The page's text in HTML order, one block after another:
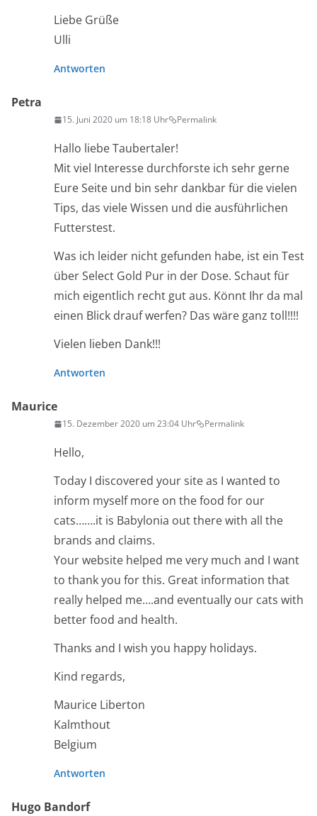
Liebe Grüße
Ulli
Antworten
Petra
15. Juni 2020 um 18:18 Uhr Permalink
Hallo liebe Taubertaler!
Mit viel Interesse durchforste ich sehr gerne
Eure Seite und bin sehr dankbar für die vielen
Tips, das viele Wissen und die ausführlichen
Futterstest.
Was ich leider nicht gefunden habe, ist ein Test
über Select Gold Pur in der Dose. Schaut für
mich eigentlich recht gut aus. Könnt Ihr da mal
einen Blick drauf werfen? Das wäre ganz toll!!!!
Vielen lieben Dank!!!
Antworten
Maurice
15. Dezember 2020 um 23:04 Uhr Permalink
Hello,
Today I discovered your site as I wanted to
inform myself more on the food for our
cats…….it is Babylonia out there with all the
brands and claims.
Your website helped me very much and I want
to thank you for this. Great information that
really helped me….and eventually our cats with
better food and health.
Thanks and I wish you happy holidays.
Kind regards,
Maurice Liberton
Kalmthout
Belgium
Antworten
Hugo Bandorf